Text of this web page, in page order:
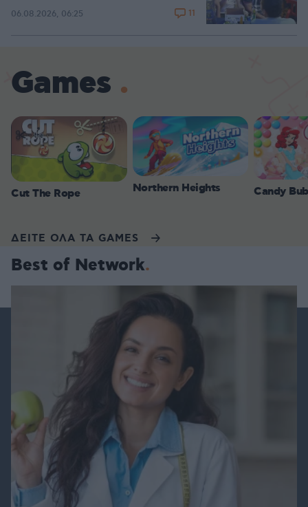
06.08.2026, 06:25 11
Games
Cut The Rope Northern Heights Candy
ΔΕΙΤΕ ΟΛΑ ΤΑ GAMES
Best of Network